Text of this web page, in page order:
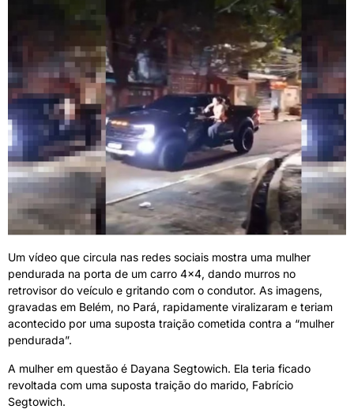
Um vídeo que circula nas redes sociais mostra uma mulher
pendurada na porta de um carro 4×4, dando murros no
retrovisor do veículo e gritando com o condutor. As imagens,
gravadas em Belém, no Pará, rapidamente viralizaram e teriam
acontecido por uma suposta traição cometida contra a “mulher
pendurada”.
A mulher em questão é Dayana Segtowich. Ela teria ficado
revoltada com uma suposta traição do marido, Fabrício
Segtowich.